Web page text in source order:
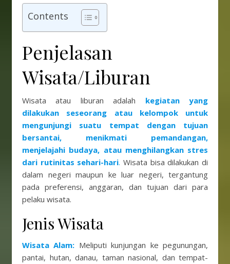
Contents
Penjelasan
Wisata/Liburan
Wisata atau liburan adalah kegiatan yang
dilakukan seseorang atau kelompok untuk
mengunjungi suatu tempat dengan tujuan
bersantai, menikmati pemandangan,
menjelajahi budaya, atau menghilangkan stres
dari rutinitas sehari-hari.Wisata bisa dilakukan di
dalam negeri maupun ke luar negeri, tergantung
pada preferensi, anggaran, dan tujuan dari para
pelaku wisata.
Jenis Wisata
Wisata Alam: Meliputi kunjungan ke pegunungan,
pantai, hutan, danau, taman nasional, dan tempat-